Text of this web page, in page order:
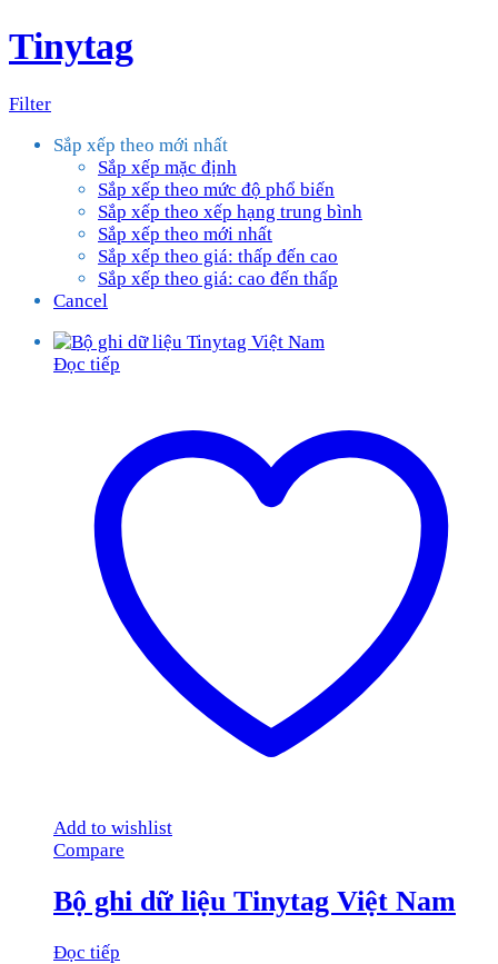
Tinytag
Filter
Sắp xếp theo mới nhất
Sắp xếp mặc định
Sắp xếp theo mức độ phổ biến
Sắp xếp theo xếp hạng trung bình
Sắp xếp theo mới nhất
Sắp xếp theo giá: thấp đến cao
Sắp xếp theo giá: cao đến thấp
Cancel
Đọc tiếp
Add to wishlist
Compare
Bộ ghi dữ liệu Tinytag Việt Nam
Đọc tiếp